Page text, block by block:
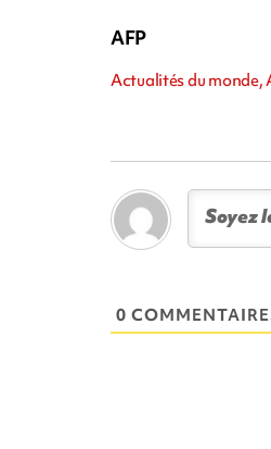
AFP
Actualités du monde,
0